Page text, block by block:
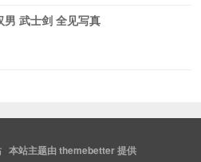
男 武士剑 全见写真
本站主题由themebetter提供